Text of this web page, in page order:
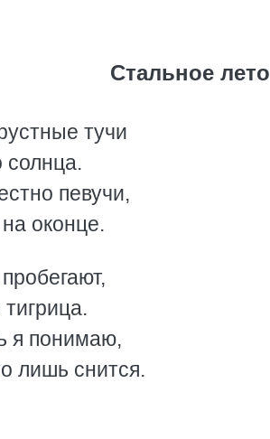
Стальное лето
тучи
солнца.
певучи,
оконце.
я понимаю,
лишь снится.